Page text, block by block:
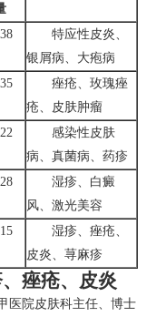
38
特应性皮炎、
银屑病、大疱病
35
痤疮、玫瑰痤
疮、皮肤肿瘤
22
感染性皮肤
病、真菌病、药疹
28
湿疹、白癜
风、激光美容
15
湿疹、痤疮、
皮炎、荨麻疹
痤疮、皮炎
医院皮肤科主任、博士